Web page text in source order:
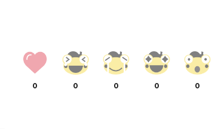
0 0 0 0 0